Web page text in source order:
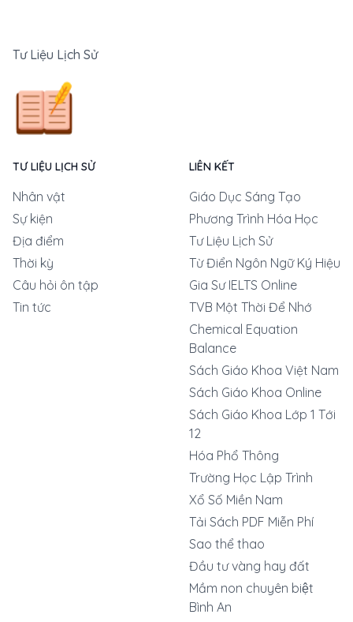
Tư Liệu Lịch Sử
TƯ LIỆU LỊCH SỬ
Nhân vật
Sự kiện
Địa điểm
Thời kỳ
Câu hỏi ôn tập
Tin tức
LIÊN KẾT
Giáo Dục Sáng Tạo
Phương Trình Hóa Học
Tư Liệu Lịch Sử
Từ Điển Ngôn Ngữ Ký Hiệu
Gia Sư IELTS Online
TVB Một Thời Để Nhớ
Chemical Equation
Balance
Sách Giáo Khoa Việt Nam
Sách Giáo Khoa Online
Sách Giáo Khoa Lớp 1 Tới
12
Hóa Phổ Thông
Trường Học Lập Trình
Xổ Số Miền Nam
Tải Sách PDF Miễn Phí
Sao thể thao
Đầu tư vàng hay đất
Mầm non chuyên biệt
Bình An